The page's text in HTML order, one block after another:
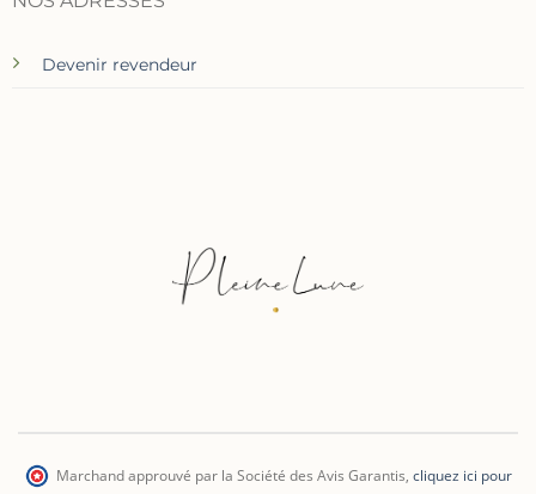
Devenir revendeur
Marchand approuvé par la Société des Avis Garantis, cliquez ici pour